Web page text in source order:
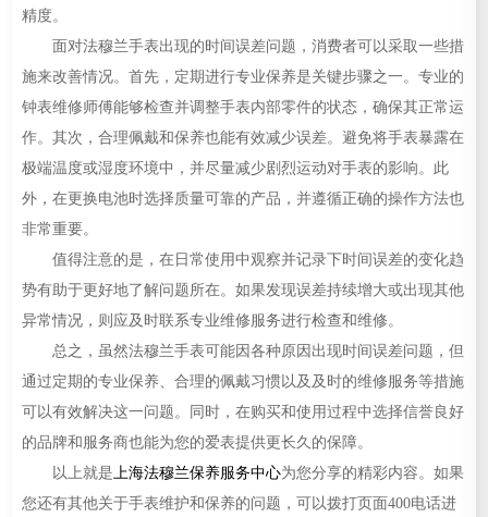
精度。
面对法穆兰手表出现的时间误差问题，消费者可以采取一些措
施来改善情况。首先，定期进行专业保养是关键步骤之一。专业的
钟表维修师傅能够检查并调整手表内部零件的状态，确保其正常运
作。其次，合理佩戴和保养也能有效减少误差。避免将手表暴露在
极端温度或湿度环境中，并尽量减少剧烈运动对手表的影响。此
外，在更换电池时选择质量可靠的产品，并遵循正确的操作方法也
非常重要。
值得注意的是，在日常使用中观察并记录下时间误差的变化趋
势有助于更好地了解问题所在。如果发现误差持续增大或出现其他
异常情况，则应及时联系专业维修服务进行检查和维修。
总之，虽然法穆兰手表可能因各种原因出现时间误差问题，但
通过定期的专业保养、合理的佩戴习惯以及及时的维修服务等措施
可以有效解决这一问题。同时，在购买和使用过程中选择信誉良好
的品牌和服务商也能为您的爱表提供更长久的保障。
以上就是上海法穆兰保养服务中心为您分享的精彩内容。如果
您还有其他关于手表维护和保养的问题，可以拨打页面400电话进